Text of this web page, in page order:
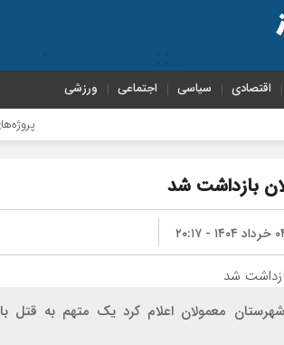
اقتصادی سیاسی اجتماعی ورزشی
پروژه‌های
بازداشت شد
- ۲۰:۱۷
معمولان اعلام کرد یک متهم به قتل